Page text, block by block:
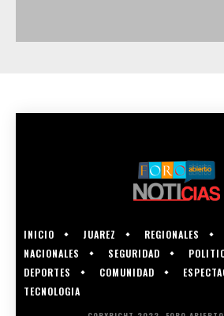
INICIO JUAREZ REGIONALES
NACIONALES
SEGURIDAD
DEPORTES
COMUNIDAD
TECNOLOGIA